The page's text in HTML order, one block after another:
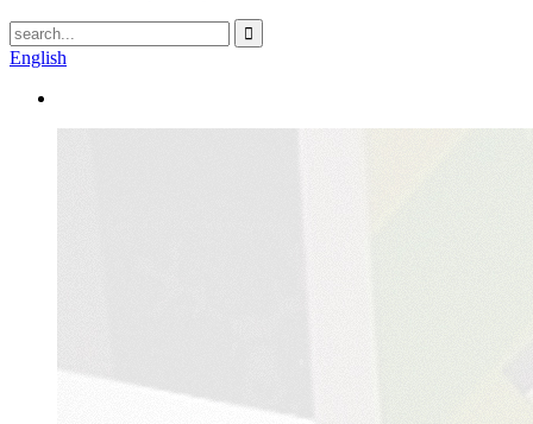
English